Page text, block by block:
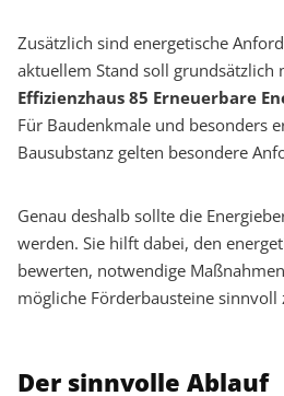
Zusätzlich sind energetische
aktuellem Stand soll grundsätzlich
Effizienzhaus 85 Erneuerbare
Für Baudenkmale und besonders
Bausubstanz gelten besondere
Genau deshalb sollte die
werden. Sie hilft dabei, den
bewerten, notwendige
mögliche Förderbausteine
Der sinnvolle Ablauf